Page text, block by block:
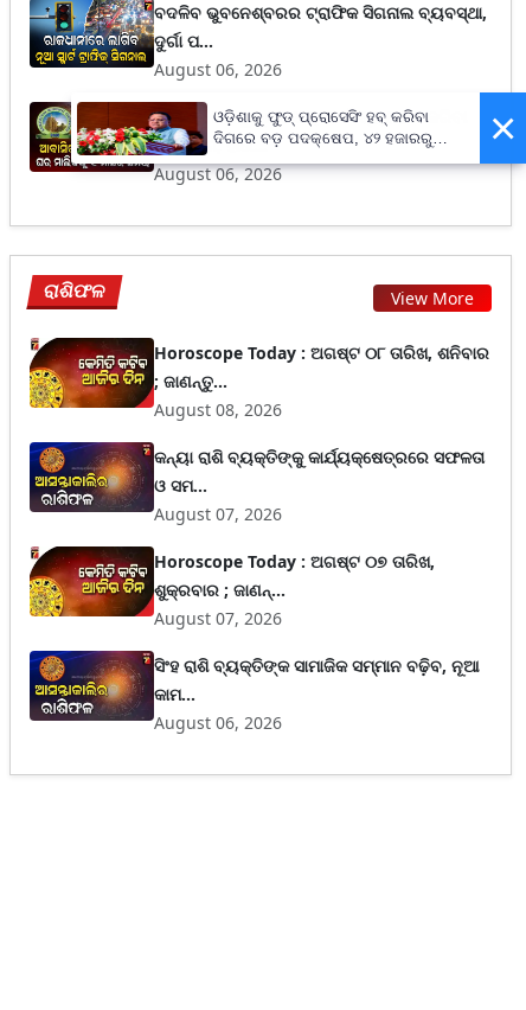
ବଦଳିବ ଭୁବନେଶ୍ବରର ଟ୍ରାଫିକ ସିଗନାଲ ବ୍ୟବସ୍ଥା,
ଦୁର୍ଗା ପ...
August 06, 2026
ଆବସିକ ଘରକୁ ବ୍ୟବସାୟ ପାଇଁ ବ୍ୟବହାର କରିବା
ପ୍ରସଙ୍ଗ, ହାଉ...
August 06, 2026
ରାଶିଫଳ View More
Horoscope Today : ଅଗଷ୍ଟ ୦୮ ତାରିଖ, ଶନିବାର
; ଜାଣନ୍ତୁ...
August 08, 2026
କନ୍ୟା ରାଶି ବ୍ୟକ୍ତିଙ୍କୁ କାର୍ଯ୍ୟକ୍ଷେତ୍ରରେ ସଫଳତା
ଓ ସମ...
August 07, 2026
Horoscope Today : ଅଗଷ୍ଟ ୦୭ ତାରିଖ,
ଶୁକ୍ରବାର ; ଜାଣନ୍...
August 07, 2026
ସିଂହ ରାଶି ବ୍ୟକ୍ତିଙ୍କ ସାମାଜିକ ସମ୍ମାନ ବଢ଼ିବ, ନୂଆ
କାମ...
August 06, 2026
×
ଓଡ଼ିଶାକୁ ଫୁଡ୍ ପ୍ରୋସେସିଂ ହବ୍ କରିବା
ଦିଗରେ ବଡ଼ ପଦକ୍ଷେପ, ୪୨ ହଜାରରୁ
ଅଧିକ ନିଯୁକ୍ତି ସୁଯୋଗ